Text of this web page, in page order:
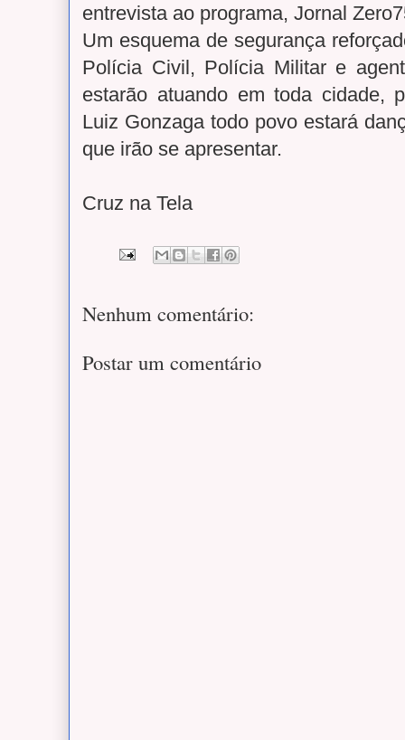
entrevista ao programa, Jornal
Um esquema de segurança
Polícia Civil, Polícia Militar e
estarão atuando em toda cidade,
Luiz Gonzaga todo povo estará
que irão se apresentar.
Cruz na Tela
Nenhum comentário:
Postar um comentário